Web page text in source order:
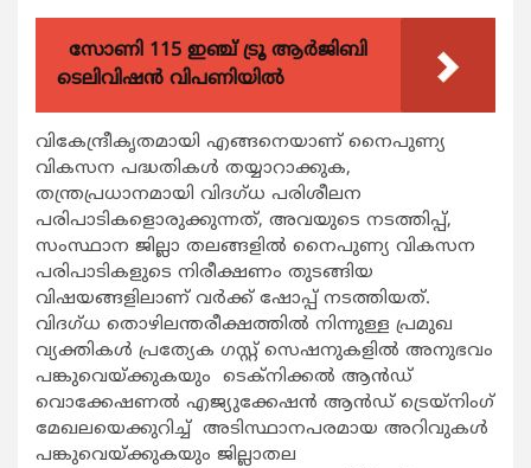
സോണി 115 ഇഞ്ച് ട്രൂ ആർജിബി
ടെലിവിഷൻ വിപണിയിൽ
വികേന്ദ്രീകൃതമായി എങ്ങനെയാണ് നൈപുണ്യ
വികസന പദ്ധതികൾ തയ്യാറാക്കുക,
തന്ത്രപ്രധാനമായി വിദഗ്ധ പരിശീലന
പരിപാടികളൊരുക്കുന്നത്, അവയുടെ നടത്തിപ്പ്,
സംസ്ഥാന ജില്ലാ തലങ്ങളിൽ നൈപുണ്യ വികസന
പരിപാടികളുടെ നിരീക്ഷണം തുടങ്ങിയ
വിഷയങ്ങളിലാണ് വർക്ക് ഷോപ്പ് നടത്തിയത്.
വിദഗ്ധ തൊഴിലന്തരീക്ഷത്തിൽ നിന്നുള്ള പ്രമുഖ
വ്യക്തികൾ പ്രത്യേക ഗസ്റ്റ് സെഷനുകളിൽ അനുഭവം
പങ്കുവെയ്ക്കുകയും ടെക്നിക്കൽ ആൻഡ്
വൊക്കേഷണൽ എജ്യുക്കേഷൻ ആൻഡ് ട്രെയ്നിംഗ്
മേഖലയെക്കുറിച്ച് അടിസ്ഥാനപരമായ അറിവുകൾ
പങ്കുവെയ്ക്കുകയും ജില്ലാതല